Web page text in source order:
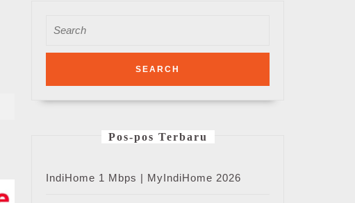
for:
Pos-pos Terbaru
IndiHome 1 Mbps | MyIndiHome 2026